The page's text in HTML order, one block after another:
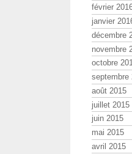
février
janvier
décembre
novembre
octobre
septembre
août 2015
juillet 2015
juin 2015
mai 2015
avril 2015